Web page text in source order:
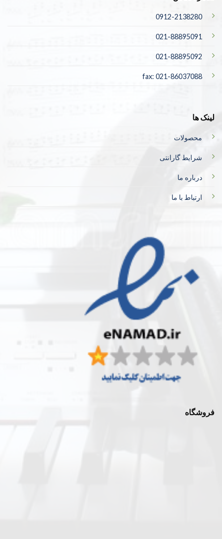
0912-2138280
021-88895091
021-88895092
fax: 021-86037088
لینک ها
محصولات
شرایط گارانتی
درباره ما
ارتباط با ما
فروشگاه